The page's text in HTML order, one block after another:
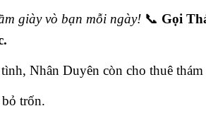
giày vò bạn mỗi ngày! 📞 Gọi
Nhân Duyên còn cho thuê
trốn.